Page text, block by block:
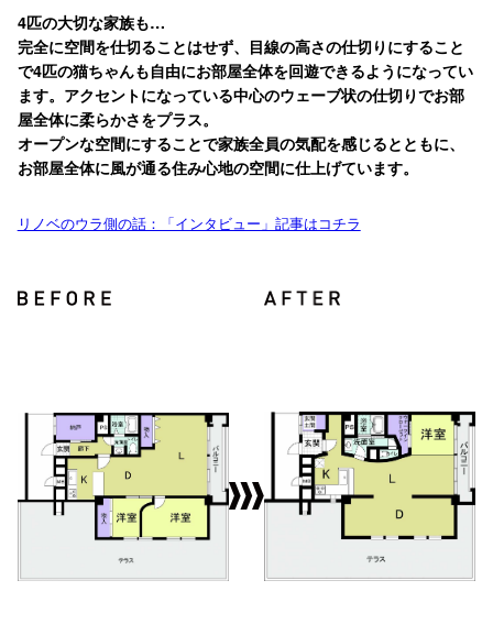
4匹の大切な家族も…
完全に空間を仕切ることはせず、目線の高さの仕切りにすること
で4匹の猫ちゃんも自由にお部屋全体を回遊できるようになってい
ます。アクセントになっている中心のウェーブ状の仕切りでお部
屋全体に柔らかさをプラス。
オープンな空間にすることで家族全員の気配を感じるとともに、
お部屋全体に風が通る住み心地の空間に仕上げています。
リノベのウラ側の話：「インタビュー」記事はコチラ